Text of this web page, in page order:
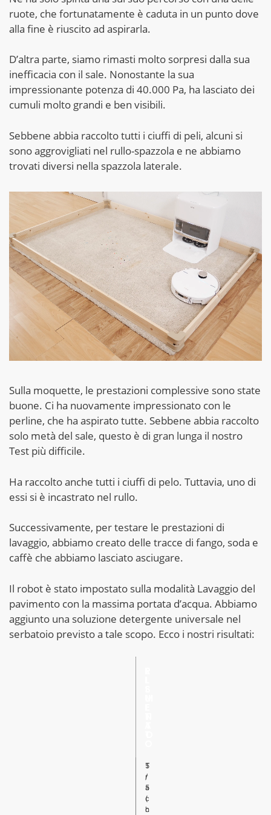
ruote, che fortunatamente è caduta in un punto dove
alla fine è riuscito ad aspirarla.
D’altra parte, siamo rimasti molto sorpresi dalla sua
inefficacia con il sale. Nonostante la sua
impressionante potenza di 40.000 Pa, ha lasciato dei
cumuli molto grandi e ben visibili.
Sebbene abbia raccolto tutti i ciuffi di peli, alcuni si
sono aggrovigliati nel rullo-spazzola e ne abbiamo
trovati diversi nella spazzola laterale.
Sulla moquette, le prestazioni complessive sono state
buone. Ci ha nuovamente impressionato con le
perline, che ha aspirato tutte. Sebbene abbia raccolto
solo metà del sale, questo è di gran lunga il nostro
Test più difficile.
Ha raccolto anche tutti i ciuffi di pelo. Tuttavia, uno di
essi si è incastrato nel rullo.
Successivamente, per testare le prestazioni di
lavaggio, abbiamo creato delle tracce di fango, soda e
caffè che abbiamo lasciato asciugare.
Il robot è stato impostato sulla modalità Lavaggio del
pavimento con la massima portata d’acqua. Abbiamo
aggiunto una soluzione detergente universale nel
serbatoio previsto a tale scopo. Ecco i nostri risultati:
T
r
a
c
c
5
/
5
(
h